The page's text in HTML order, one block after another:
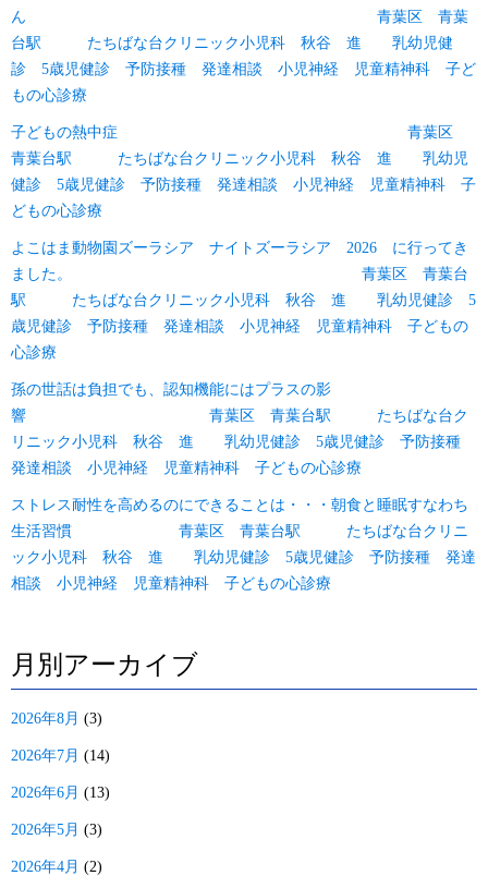
ん 青葉区 青葉
台駅 たちばな台クリニック小児科 秋谷 進 乳幼児健
診 5歳児健診 予防接種 発達相談 小児神経 児童精神科 子ど
もの心診療
子どもの熱中症 青葉区
青葉台駅 たちばな台クリニック小児科 秋谷 進 乳幼児
健診 5歳児健診 予防接種 発達相談 小児神経 児童精神科 子
どもの心診療
よこはま動物園ズーラシア ナイトズーラシア 2026 に行ってき
ました。 青葉区 青葉台
駅 たちばな台クリニック小児科 秋谷 進 乳幼児健診 5
歳児健診 予防接種 発達相談 小児神経 児童精神科 子どもの
心診療
孫の世話は負担でも、認知機能にはプラスの影
響 青葉区 青葉台駅 たちばな台ク
リニック小児科 秋谷 進 乳幼児健診 5歳児健診 予防接種
発達相談 小児神経 児童精神科 子どもの心診療
ストレス耐性を高めるのにできることは・・・朝食と睡眠すなわち
生活習慣 青葉区 青葉台駅 たちばな台クリニ
ック小児科 秋谷 進 乳幼児健診 5歳児健診 予防接種 発達
相談 小児神経 児童精神科 子どもの心診療
月別アーカイブ
2026年8月 (3)
2026年7月 (14)
2026年6月 (13)
2026年5月 (3)
2026年4月 (2)